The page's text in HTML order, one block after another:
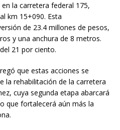
la carretera federal 175,
km 15+090. Esta
de 23.4 millones de pesos,
y una anchura de 8 metros.
21 por ciento.
que estas acciones se
la rehabilitación de la carretera
cuya segunda etapa abarcará
que fortalecerá aún más la